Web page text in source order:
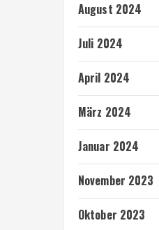
August 2024
Juli 2024
April 2024
März 2024
Januar 2024
November 2023
Oktober 2023